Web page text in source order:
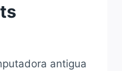
antigua